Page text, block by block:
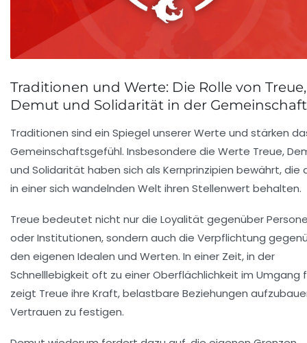
Traditionen und Werte: Die Rolle von Treue,
Demut und Solidarität in der Gemeinschaft
Traditionen sind ein Spiegel unserer Werte und stärken
Gemeinschaftsgefühl. Insbesondere die Werte Treue,
und Solidarität haben sich als Kernprinzipien bewährt, die
in einer sich wandelnden Welt ihren Stellenwert behalten.
Treue bedeutet nicht nur die Loyalität gegenüber
oder Institutionen, sondern auch die Verpflichtung
den eigenen Idealen und Werten. In einer Zeit, in der
Schnelllebigkeit oft zu einer Oberflächlichkeit im Umgang
zeigt Treue ihre Kraft, belastbare Beziehungen
Vertrauen zu festigen.